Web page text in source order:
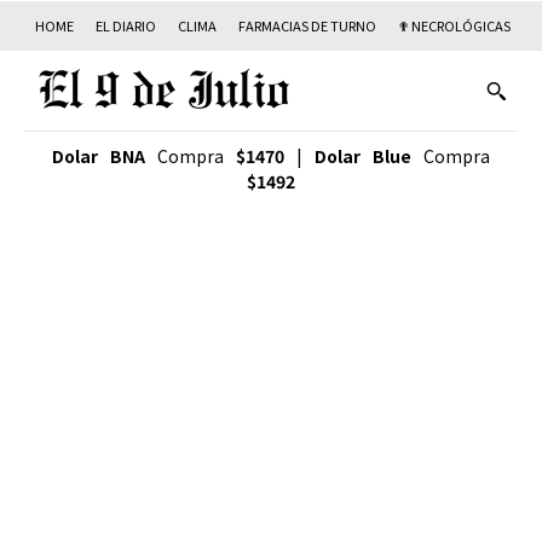
HOME EL DIARIO CLIMA FARMACIAS DE TURNO ✟ NECROLÓGICAS
Dolar BNA Compra $1470 | Dolar Blue Compra
$1492